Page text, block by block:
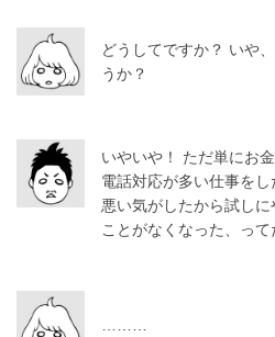
どうしてですか？ いや
うか？
いやいや！ ただ単にお
電話対応が多い仕事を
悪い気がしたから試し
ことがなくなった、っ
………